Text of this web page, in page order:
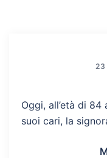
23
Oggi, all’età di 84
suoi cari, la